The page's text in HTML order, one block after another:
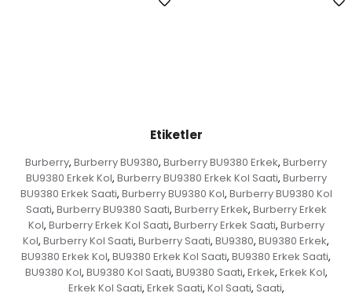
Etiketler
Burberry, Burberry BU9380, Burberry BU9380 Erkek, Burberry
BU9380 Erkek Kol, Burberry BU9380 Erkek Kol Saati, Burberry
BU9380 Erkek Saati, Burberry BU9380 Kol, Burberry BU9380 Kol
Saati, Burberry BU9380 Saati, Burberry Erkek, Burberry Erkek
Kol, Burberry Erkek Kol Saati, Burberry Erkek Saati, Burberry
Kol, Burberry Kol Saati, Burberry Saati, BU9380, BU9380 Erkek,
BU9380 Erkek Kol, BU9380 Erkek Kol Saati, BU9380 Erkek Saati,
BU9380 Kol, BU9380 Kol Saati, BU9380 Saati, Erkek, Erkek Kol,
Erkek Kol Saati, Erkek Saati, Kol Saati, Saati,